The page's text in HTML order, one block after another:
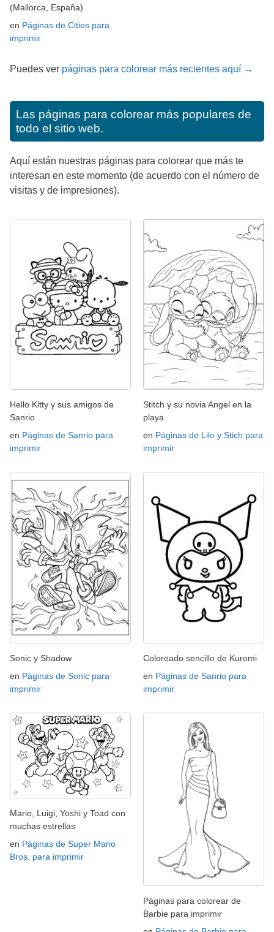
(Mallorca, España)
en Páginas de Cities para
imprimir
Puedes ver páginas para colorear más recientes aquí →
Las páginas para colorear más populares de
todo el sitio web.
Aquí están nuestras páginas para colorear que más te
interesan en este momento (de acuerdo con el número de
visitas y de impresiones).
Hello Kitty y sus amigos de
Sanrio
en Páginas de Sanrio para
imprimir
Stitch y su novia Angel en la
playa
en Páginas de Lilo y Stich para
imprimir
Sonic y Shadow
en Páginas de Sonic para
imprimir
Coloreado sencillo de Kuromi
en Páginas de Sanrio para
imprimir
Mario, Luigi, Yoshi y Toad con
muchas estrellas
en Páginas de Super Mario
Bros. para imprimir
Páginas para colorear de
Barbie para imprimir